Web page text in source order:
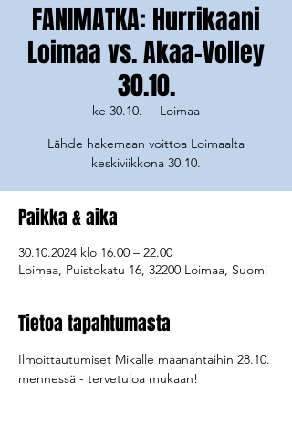
FANIMATKA: Hurrikaani
Loimaa vs. Akaa-Volley
30.10.
ke 30.10.
  |
Loimaa
Lähde hakemaan voittoa Loimaalta
Paikka & aika
30.10.2024 klo 16.00 – 22.00
Loimaa, Puistokatu 16, 32200 Loimaa, Suomi
Tietoa tapahtumasta
Ilmoittautumiset Mikalle maanantaihin 28.10.
mennessä - tervetuloa mukaan!